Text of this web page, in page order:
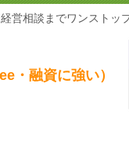
営相談までワンストッ
・融資に強い）